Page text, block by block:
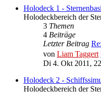
Holodeck 1 -
Holodeckbereich der
3 Themen
4 Beiträge
Letzter Beitrag
von Liam Taggert
Di 4. Okt 2011,
Holodeck 2 -
Holodeckbereich der